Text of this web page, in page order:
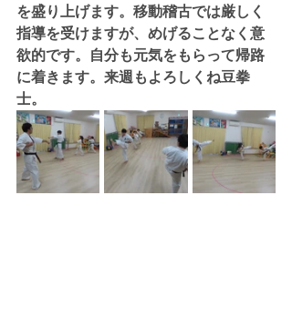
を盛り上げます。移動稽古では厳しく
指導を受けますが、めげることなく意
欲的です。自分も元気をもらって帰路
に着きます。来週もよろしくね豆拳
士。